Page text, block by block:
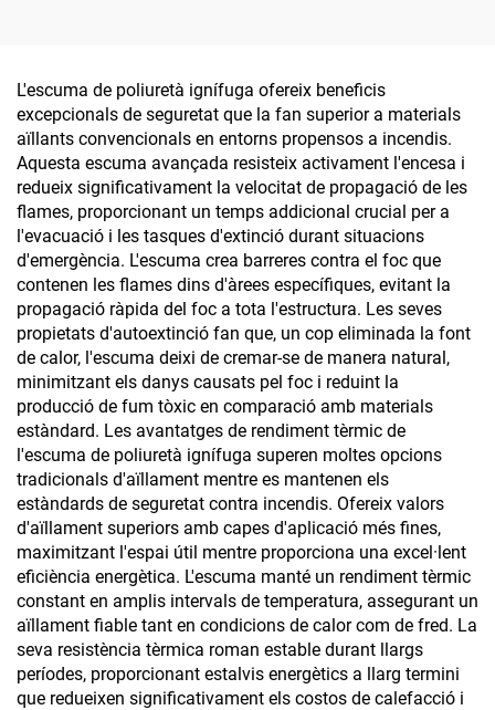
L'escuma de poliuretà ignífuga ofereix beneficis
excepcionals de seguretat que la fan superior a materials
aïllants convencionals en entorns propensos a incendis.
Aquesta escuma avançada resisteix activament l'encesa i
redueix significativament la velocitat de propagació de les
flames, proporcionant un temps addicional crucial per a
l'evacuació i les tasques d'extinció durant situacions
d'emergència. L'escuma crea barreres contra el foc que
contenen les flames dins d'àrees específiques, evitant la
propagació ràpida del foc a tota l'estructura. Les seves
propietats d'autoextinció fan que, un cop eliminada la font
de calor, l'escuma deixi de cremar-se de manera natural,
minimitzant els danys causats pel foc i reduint la
producció de fum tòxic en comparació amb materials
estàndard. Les avantatges de rendiment tèrmic de
l'escuma de poliuretà ignífuga superen moltes opcions
tradicionals d'aïllament mentre es mantenen els
estàndards de seguretat contra incendis. Ofereix valors
d'aïllament superiors amb capes d'aplicació més fines,
maximitzant l'espai útil mentre proporciona una excel·lent
eficiència energètica. L'escuma manté un rendiment tèrmic
constant en amplis intervals de temperatura, assegurant un
aïllament fiable tant en condicions de calor com de fred. La
seva resistència tèrmica roman estable durant llargs
períodes, proporcionant estalvis energètics a llarg termini
que redueixen significativament els costos de calefacció i